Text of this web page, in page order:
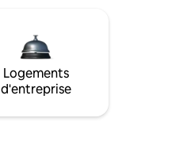
Logements
d'entreprise